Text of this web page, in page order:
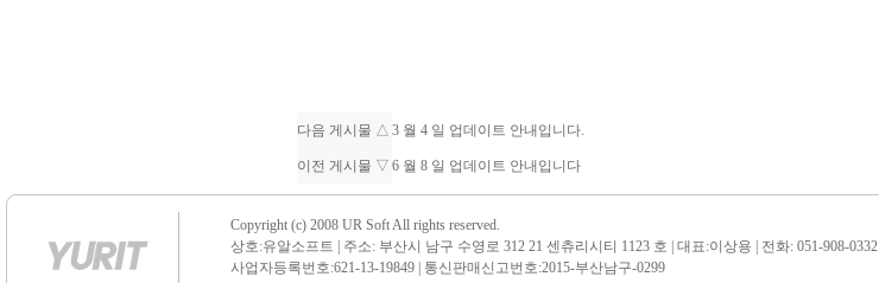
다음 게시물 △ 3 월 4 일 업데이트 안내입니다.
이전 게시물 ▽ 6 월 8 일 업데이트 안내입니다
Copyright (c) 2008 UR Soft All rights reserved.
상호:유알소프트 | 주소: 부산시 남구 수영로 312 21 센츄리시티 1123 호 | 대표:이상용 | 전화: 051-908-0332
사업자등록번호:621-13-19849 | 통신판매신고번호:2015-부산남구-0299